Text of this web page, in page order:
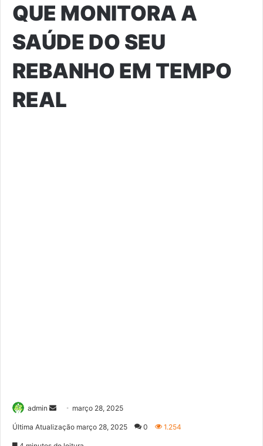
QUE MONITORA A
SAÚDE DO SEU
REBANHO EM TEMPO
REAL
admin
Mandemarço 28, 2025
Última Atualização março 28, 2025 0 1.254